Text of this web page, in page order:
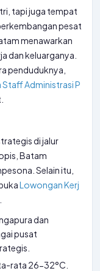
tapi juga tempat
pesat
menawarkan
dan keluarganya.
penduduknya,
Administrasi P
di jalur
Batam
Selain itu,
Lowongan Kerj
dan
pusat
rata 26-32°C.